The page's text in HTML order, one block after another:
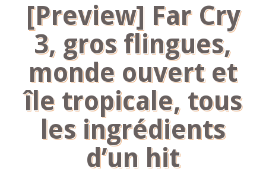
[Preview] Far Cry
3, gros flingues,
monde ouvert et
île tropicale, tous
les ingrédients
d’un hit